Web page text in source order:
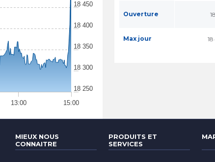
13:00 15:00
18 250
18 300
18 350
18 400
18 450
Ouverture
Max jour
MIEUX NOUS
CONNAITRE
PRODUITS ET
SERVICES